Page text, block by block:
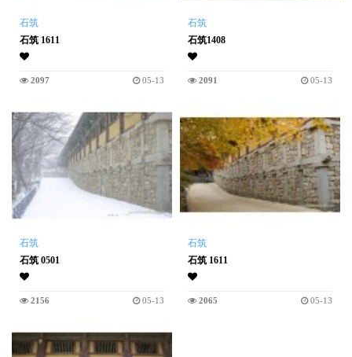
石筑
石筑 1611
2097 05-13
石筑
石筑1408
2091 05-13
石筑
石筑 0501
2156 05-13
石筑
石筑 1611
2065 05-13